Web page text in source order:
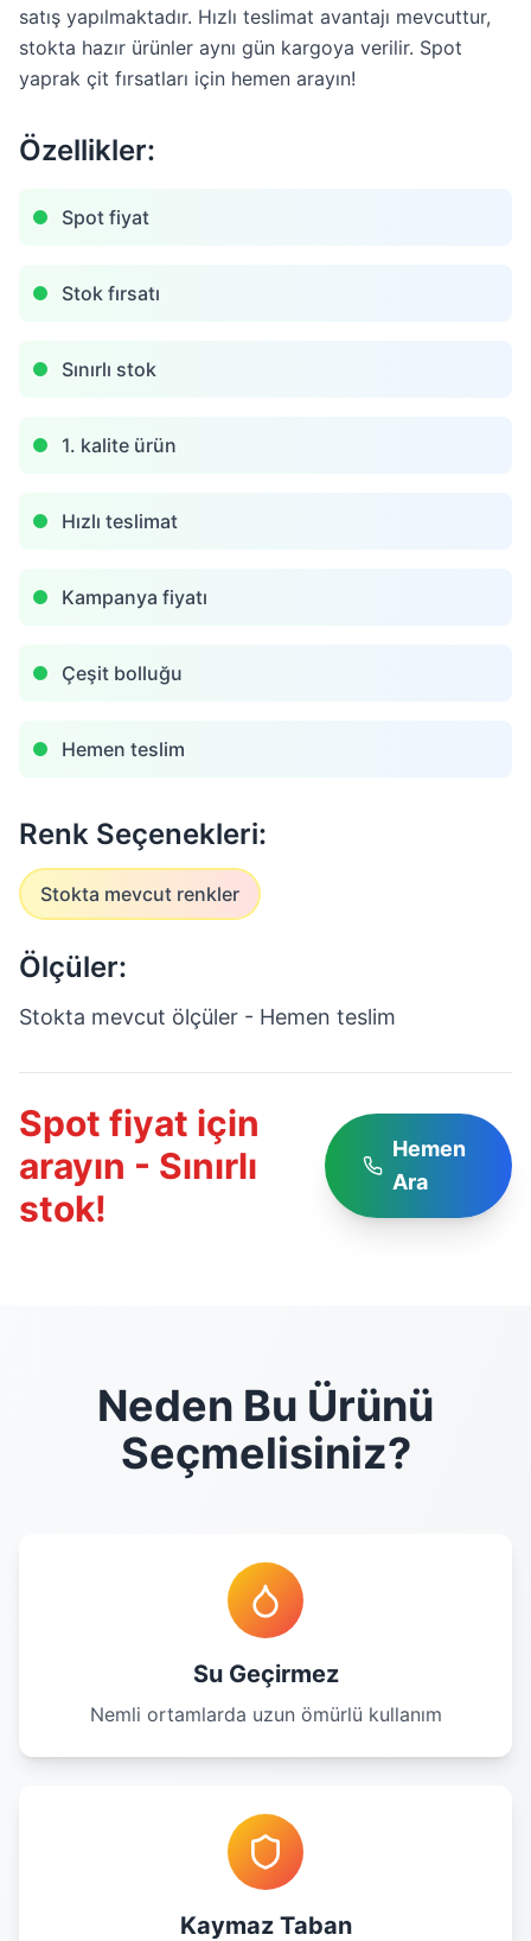
satış yapılmaktadır. Hızlı teslimat avantajı mevcuttur,
stokta hazır ürünler aynı gün kargoya verilir. Spot
yaprak çit fırsatları için hemen arayın!
Özellikler:
Spot fiyat
Stok fırsatı
Sınırlı stok
1. kalite ürün
Hızlı teslimat
Kampanya fiyatı
Çeşit bolluğu
Hemen teslim
Renk Seçenekleri:
Stokta mevcut renkler
Ölçüler:
Stokta mevcut ölçüler - Hemen teslim
Spot fiyat için
arayın - Sınırlı
stok!
Hemen
Ara
Neden Bu Ürünü
Seçmelisiniz?
Su Geçirmez
Nemli ortamlarda uzun ömürlü kullanım
Kaymaz Taban